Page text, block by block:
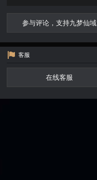
参与评论，支持九梦仙域
客服
在线客服